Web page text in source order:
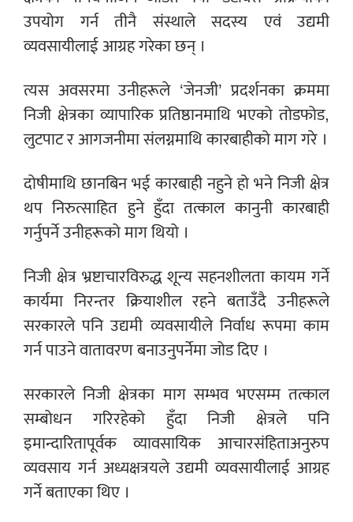
उपयोग गर्न तीनै संस्थाले सदस्य एवं उद्यमी
व्यवसायीलाई आग्रह गरेका छन् ।
त्यस अवसरमा उनीहरूले ‘जेनजी’ प्रदर्शनका क्रममा
निजी क्षेत्रका व्यापारिक प्रतिष्ठानमाथि भएको तोडफोड,
लुटपाट र आगजनीमा संलग्नमाथि कारबाहीको माग गरे ।
दोषीमाथि छानबिन भई कारबाही नहुने हो भने निजी क्षेत्र
थप निरुत्साहित हुने हुँदा तत्काल कानुनी कारबाही
गर्नुपर्ने उनीहरूको माग थियो ।
निजी क्षेत्र भ्रष्टाचारविरुद्ध शून्य सहनशीलता कायम गर्ने
कार्यमा निरन्तर क्रियाशील रहने बताउँदै उनीहरूले
सरकारले पनि उद्यमी व्यवसायीले निर्वाध रूपमा काम
गर्न पाउने वातावरण बनाउनुपर्नेमा जोड दिए ।
सरकारले निजी क्षेत्रका माग सम्भव भएसम्म तत्काल
सम्बोधन गरिरहेको हुँदा निजी क्षेत्रले पनि
इमान्दारितापूर्वक व्यावसायिक आचारसंहिताअनुरुप
व्यवसाय गर्न अध्यक्षत्रयले उद्यमी व्यवसायीलाई आग्रह
गर्ने बताएका थिए ।